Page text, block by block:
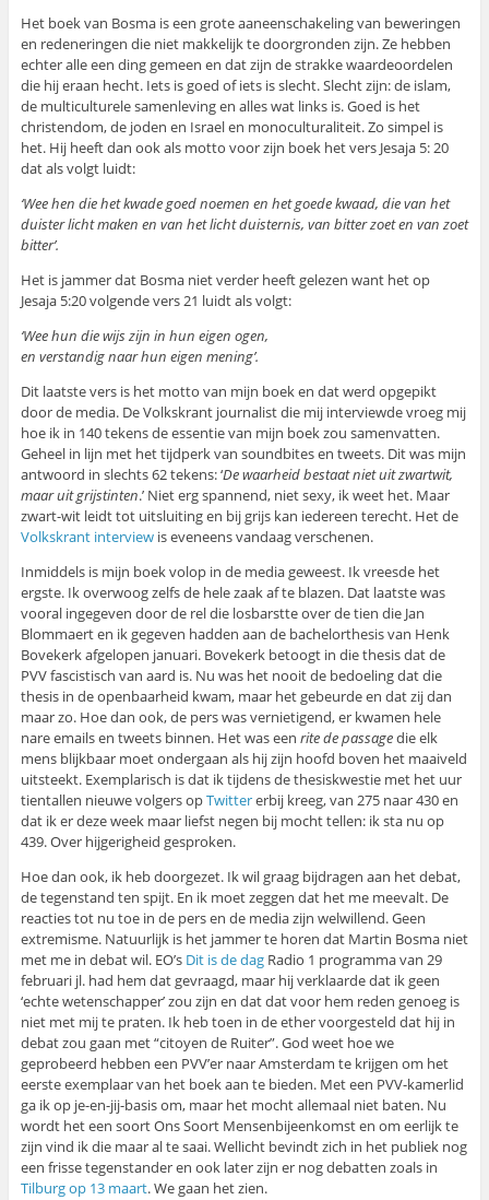
Het boek van Bosma is een grote aaneenschakeling van beweringen
en redeneringen die niet makkelijk te doorgronden zijn. Ze hebben
echter alle een ding gemeen en dat zijn de strakke waardeoordelen
die hij eraan hecht. Iets is goed of iets is slecht. Slecht zijn: de islam,
de multiculturele samenleving en alles wat links is. Goed is het
christendom, de joden en Israel en monoculturaliteit. Zo simpel is
het. Hij heeft dan ook als motto voor zijn boek het vers Jesaja 5: 20
dat als volgt luidt:
‘Wee hen die het kwade goed noemen en het goede kwaad, die van het
duister licht maken en van het licht duisternis, van bitter zoet en van zoet
bitter’.
Het is jammer dat Bosma niet verder heeft gelezen want het op
Jesaja 5:20 volgende vers 21 luidt als volgt:
‘Wee hun die wijs zijn in hun eigen ogen,
en verstandig naar hun eigen mening’.
Dit laatste vers is het motto van mijn boek en dat werd opgepikt
door de media. De Volkskrant journalist die mij interviewde vroeg mij
hoe ik in 140 tekens de essentie van mijn boek zou samenvatten.
Geheel in lijn met het tijdperk van soundbites en tweets. Dit was mijn
antwoord in slechts 62 tekens: ‘De waarheid bestaat niet uit zwartwit,
maar uit grijstinten.’ Niet erg spannend, niet sexy, ik weet het. Maar
zwart-wit leidt tot uitsluiting en bij grijs kan iedereen terecht. Het de
Volkskrant interview is eveneens vandaag verschenen.
Inmiddels is mijn boek volop in de media geweest. Ik vreesde het
ergste. Ik overwoog zelfs de hele zaak af te blazen. Dat laatste was
vooral ingegeven door de rel die losbarstte over de tien die Jan
Blommaert en ik gegeven hadden aan de bachelorthesis van Henk
Bovekerk afgelopen januari. Bovekerk betoogt in die thesis dat de
PVV fascistisch van aard is. Nu was het nooit de bedoeling dat die
thesis in de openbaarheid kwam, maar het gebeurde en dat zij dan
maar zo. Hoe dan ook, de pers was vernietigend, er kwamen hele
nare emails en tweets binnen. Het was een rite de passagedie elk
mens blijkbaar moet ondergaan als hij zijn hoofd boven het maaiveld
uitsteekt. Exemplarisch is dat ik tijdens de thesiskwestie met het uur
tientallen nieuwe volgers opTwittererbij kreeg, van 275 naar 430 en
dat ik er deze week maar liefst negen bij mocht tellen: ik sta nu op
439. Over hijgerigheid gesproken.
Hoe dan ook, ik heb doorgezet. Ik wil graag bijdragen aan het debat,
de tegenstand ten spijt. En ik moet zeggen dat het me meevalt. De
reacties tot nu toe in de pers en de media zijn welwillend. Geen
extremisme. Natuurlijk is het jammer te horen dat Martin Bosma niet
met me in debat wil. EO’s Dit is de dagRadio 1 programma van 29
februari jl. had hem dat gevraagd, maar hij verklaarde dat ik geen
‘echte wetenschapper’ zou zijn en dat dat voor hem reden genoeg is
niet met mij te praten. Ik heb toen in de ether voorgesteld dat hij in
debat zou gaan met “citoyen de Ruiter”. God weet hoe we
geprobeerd hebben een PVV’er naar Amsterdam te krijgen om het
eerste exemplaar van het boek aan te bieden. Met een PVV-kamerlid
ga ik op je-en-jij-basis om, maar het mocht allemaal niet baten. Nu
wordt het een soort Ons Soort Mensenbijeenkomst en om eerlijk te
zijn vind ik die maar al te saai. Wellicht bevindt zich in het publiek nog
een frisse tegenstander en ook later zijn er nog debatten zoals in
Tilburg op 13 maart. We gaan het zien.